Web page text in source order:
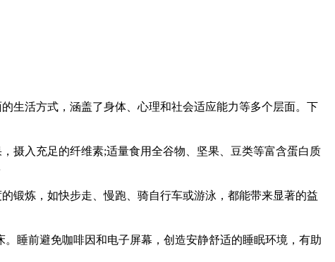
活方式，涵盖了身体、心理和社会适应能力等多个层面。下
入充足的纤维素;适量食用全谷物、坚果、豆类等富含蛋白质
炼，如快步走、慢跑、骑自行车或游泳，都能带来显著的益
睡前避免咖啡因和电子屏幕，创造安静舒适的睡眠环境，有助